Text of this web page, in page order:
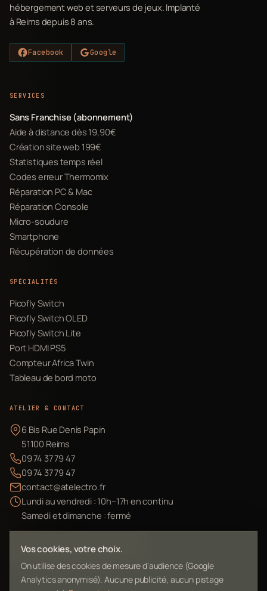
hébergement web et serveurs de jeux. Implanté
à Reims depuis 8 ans.
Facebook Google
SERVICES
Sans Franchise (abonnement)
Aide à distance dès 19,90€
Création site web 199€
Statistiques temps réel
Codes erreur Thermomix
Réparation PC & Mac
Réparation Console
Micro-soudure
Smartphone
Récupération de données
SPÉCIALITÉS
Picofly Switch
Picofly Switch OLED
Picofly Switch Lite
Port HDMI PS5
Compteur Africa Twin
Tableau de bord moto
ATELIER & CONTACT
6 Bis Rue Denis Papin
51100 Reims
09 74 37 79 47
09 74 37 79 47
contact@atelectro.fr
Lundi au vendredi : 10h–17h en continu
Samedi et dimanche : fermé
Envoyer mon matériel
Vos cookies, votre choix.
On utilise des cookies de mesure d'audience (Google
Analytics anonymisé). Aucune publicité, aucun pistage